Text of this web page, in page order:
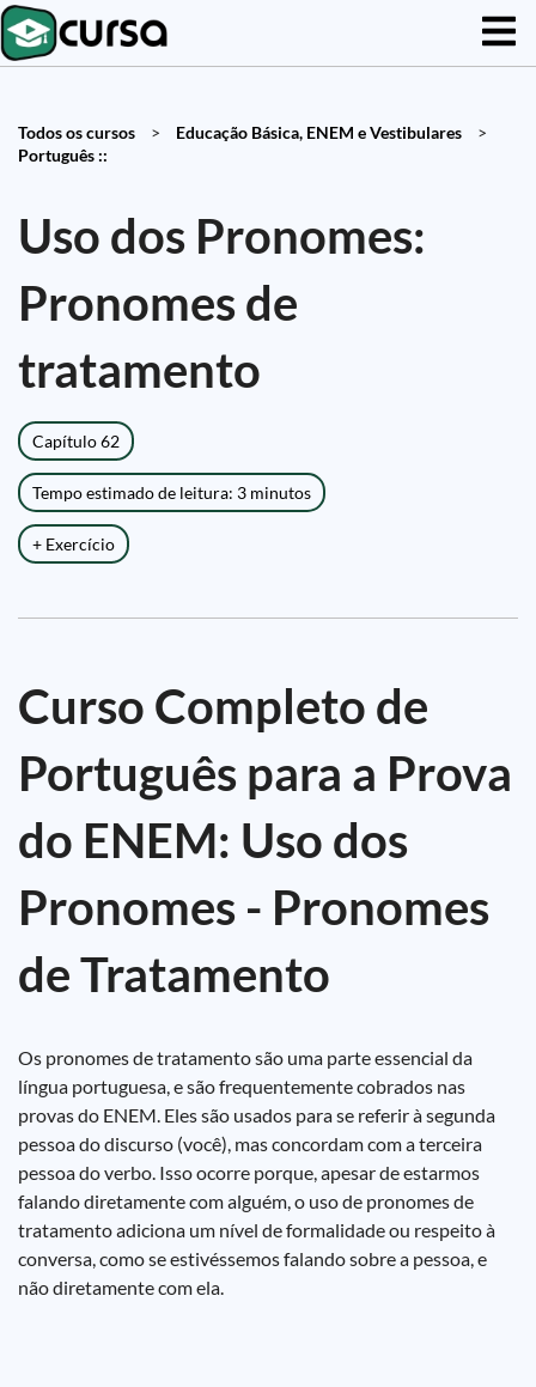
Todos os cursos > Educação Básica, ENEM e Vestibulares
>
Português ::
Uso dos Pronomes:
Pronomes de
tratamento
Capítulo 62
Tempo estimado de leitura: 3 minutos
+ Exercício
Curso Completo de
Português para a Prova
do ENEM: Uso dos
Pronomes - Pronomes
de Tratamento
Os pronomes de tratamento são uma parte essencial da
língua portuguesa, e são frequentemente cobrados nas
provas do ENEM. Eles são usados para se referir à segunda
pessoa do discurso (você), mas concordam com a terceira
pessoa do verbo. Isso ocorre porque, apesar de estarmos
falando diretamente com alguém, o uso de pronomes de
tratamento adiciona um nível de formalidade ou respeito à
conversa, como se estivéssemos falando sobre a pessoa, e
não diretamente com ela.